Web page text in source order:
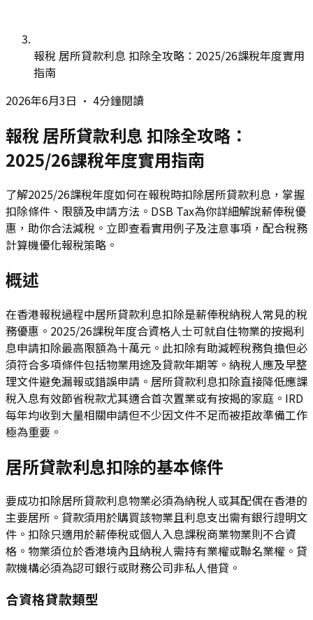
報稅 居所貸款利息 扣除全攻略：2025/26課稅年度實用
指南
2026年6月3日 • 4分鐘閱讀
報稅 居所貸款利息 扣除全攻略：
2025/26課稅年度實用指南
了解2025/26課稅年度如何在報稅時扣除居所貸款利息，掌握
扣除條件、限額及申請方法。DSB Tax為你詳細解說薪俸稅優
惠，助你合法減稅。立即查看實用例子及注意事項，配合稅務
計算機優化報稅策略。
概述
在香港報稅過程中居所貸款利息扣除是薪俸稅納稅人常見的稅
務優惠。2025/26課稅年度合資格人士可就自住物業的按揭利
息申請扣除最高限額為十萬元。此扣除有助減輕稅務負擔但必
須符合多項條件包括物業用途及貸款年期等。納稅人應及早整
理文件避免漏報或錯誤申請。居所貸款利息扣除直接降低應課
稅入息有效節省稅款尤其適合首次置業或有按揭的家庭。IRD
每年均收到大量相關申請但不少因文件不足而被拒故準備工作
極為重要。
居所貸款利息扣除的基本條件
要成功扣除居所貸款利息物業必須為納稅人或其配偶在香港的
主要居所。貸款須用於購買該物業且利息支出需有銀行證明文
件。扣除只適用於薪俸稅或個人入息課稅商業物業則不合資
格。物業須位於香港境內且納稅人需持有業權或聯名業權。貸
款機構必須為認可銀行或財務公司非私人借貸。
合資格貸款類型